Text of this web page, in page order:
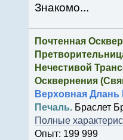
Знакомо...
Почтенная
Нечестивой
Осквернения
Верховная Длань
Печаль.Браслет
Полные
Опыт: 199 999